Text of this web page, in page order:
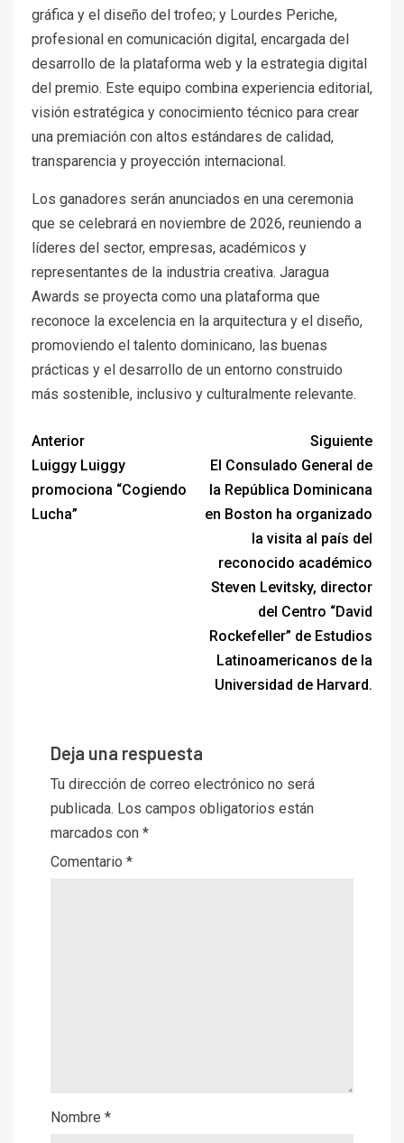
gráfica y el diseño del trofeo; y Lourdes Periche,
profesional en comunicación digital, encargada del
desarrollo de la plataforma web y la estrategia digital
del premio. Este equipo combina experiencia editorial,
visión estratégica y conocimiento técnico para crear
una premiación con altos estándares de calidad,
transparencia y proyección internacional.
Los ganadores serán anunciados en una ceremonia
que se celebrará en noviembre de 2026, reuniendo a
líderes del sector, empresas, académicos y
representantes de la industria creativa. Jaragua
Awards se proyecta como una plataforma que
reconoce la excelencia en la arquitectura y el diseño,
promoviendo el talento dominicano, las buenas
prácticas y el desarrollo de un entorno construido
más sostenible, inclusivo y culturalmente relevante.
Anterior
Luiggy Luiggy
promociona “Cogiendo
Lucha”
Siguiente
El Consulado General de
la República Dominicana
en Boston ha organizado
la visita al país del
reconocido académico
Steven Levitsky, director
del Centro “David
Rockefeller” de Estudios
Latinoamericanos de la
Universidad de Harvard.
Deja una respuesta
Tu dirección de correo electrónico no será
publicada. Los campos obligatorios están
marcados con *
Comentario *
Nombre *